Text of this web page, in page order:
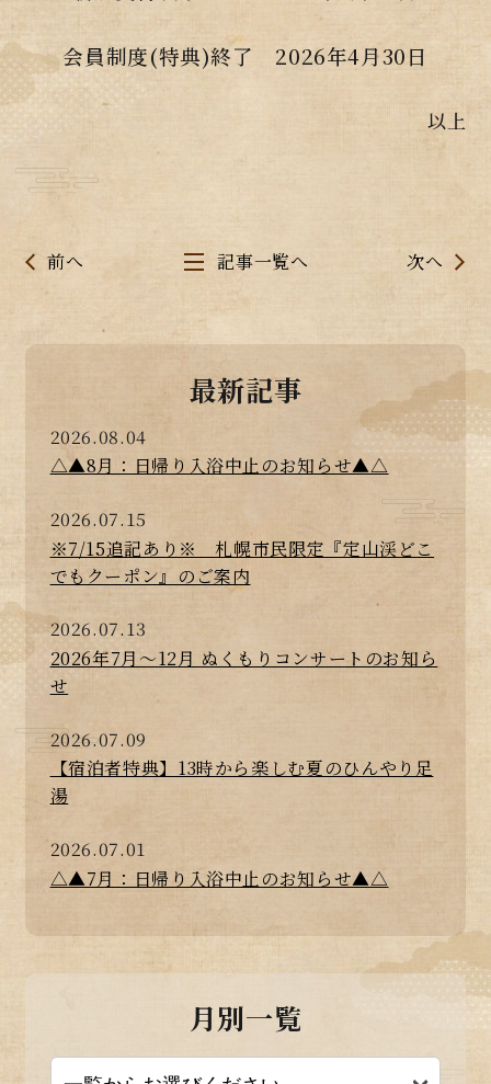
会員制度(特典)終了 2026年4月30日
以上
前へ 記事一覧へ 次へ
最新記事
2026.08.04
△▲8月：日帰り入浴中止のお知らせ▲△
2026.07.15
※7/15追記あり※ 札幌市民限定『定山渓どこ
でもクーポン』のご案内
2026.07.13
2026年7月～12月 ぬくもりコンサートのお知ら
せ
2026.07.09
【宿泊者特典】13時から楽しむ夏のひんやり足
湯
2026.07.01
△▲7月：日帰り入浴中止のお知らせ▲△
月別一覧